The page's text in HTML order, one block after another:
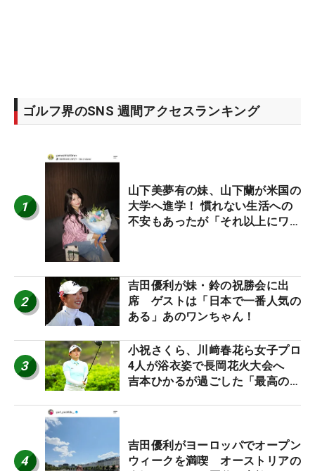
ゴルフ界のSNS 週間アクセスランキング
1
山下美夢有の妹、山下蘭が米国の
大学へ進学！ 慣れない生活への
不安もあったが「それ以上にワク
2
吉田優利が妹・鈴の祝勝会に出
席 ゲストは「日本で一番人気の
ある」あのワンちゃん！
3
小祝さくら、川﨑春花ら女子プロ
4人が浴衣姿で長岡花火大会へ
吉本ひかるが過ごした「最高の夏
4
吉田優利がヨーロッパでオープン
ウィークを満喫 オーストリアの